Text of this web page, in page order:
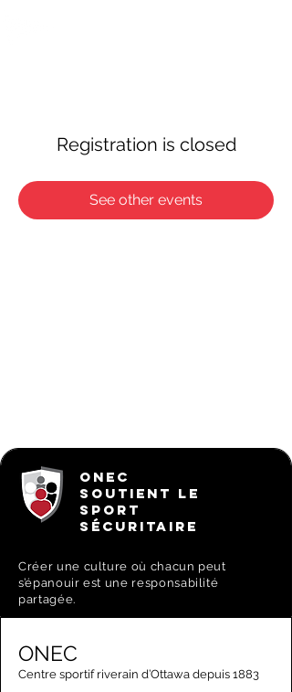
Registration is closed
See other events
ONEC
SOUTIENT LE
SPORT
SÉCURITAIRE
Créer une culture où chacun peut
s’épanouir est une responsabilité
partagée.
ONEC
Centre sportif riverain d’Ottawa depuis 1883